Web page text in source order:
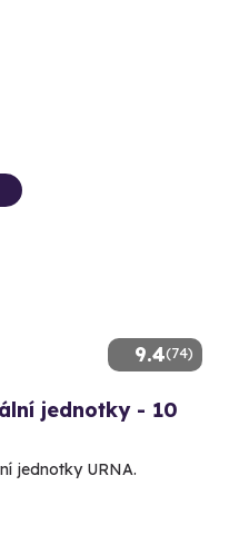
9.4(74)
jednotky - 10
jednotky URNA.